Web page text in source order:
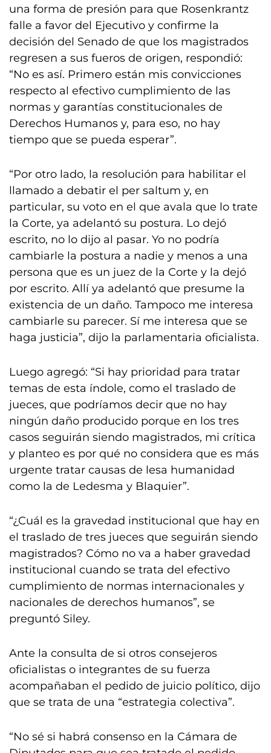
una forma de presión para que Rosenkrantz
falle a favor del Ejecutivo y confirme la
decisión del Senado de que los magistrados
regresen a sus fueros de origen, respondió:
“No es así. Primero están mis convicciones
respecto al efectivo cumplimiento de las
normas y garantías constitucionales de
Derechos Humanos y, para eso, no hay
tiempo que se pueda esperar”.
“Por otro lado, la resolución para habilitar el
llamado a debatir el per saltum y, en
particular, su voto en el que avala que lo trate
la Corte, ya adelantó su postura. Lo dejó
escrito, no lo dijo al pasar. Yo no podría
cambiarle la postura a nadie y menos a una
persona que es un juez de la Corte y la dejó
por escrito. Allí ya adelantó que presume la
existencia de un daño. Tampoco me interesa
cambiarle su parecer. Sí me interesa que se
haga justicia”, dijo la parlamentaria oficialista.
Luego agregó: “Si hay prioridad para tratar
temas de esta índole, como el traslado de
jueces, que podríamos decir que no hay
ningún daño producido porque en los tres
casos seguirán siendo magistrados, mi crítica
y planteo es por qué no considera que es más
urgente tratar causas de lesa humanidad
como la de Ledesma y Blaquier”.
“¿Cuál es la gravedad institucional que hay en
el traslado de tres jueces que seguirán siendo
magistrados? Cómo no va a haber gravedad
institucional cuando se trata del efectivo
cumplimiento de normas internacionales y
nacionales de derechos humanos”, se
preguntó Siley.
Ante la consulta de si otros consejeros
oficialistas o integrantes de su fuerza
acompañaban el pedido de juicio político, dijo
que se trata de una “estrategia colectiva”.
“No sé si habrá consenso en la Cámara de